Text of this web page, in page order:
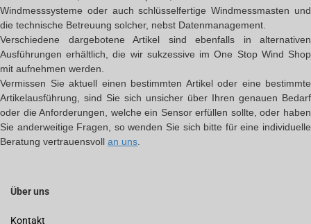
Windmesssysteme oder auch schlüsselfertige Windmessmasten und
die technische Betreuung solcher, nebst Datenmanagement.
Verschiedene dargebotene Artikel sind ebenfalls in alternativen
Ausführungen erhältlich, die wir sukzessive im One Stop Wind Shop
mit aufnehmen werden.
Vermissen Sie aktuell einen bestimmten Artikel oder eine bestimmte
Artikelausführung, sind Sie sich unsicher über Ihren genauen Bedarf
oder die Anforderungen, welche ein Sensor erfüllen sollte, oder haben
Sie anderweitige Fragen, so wenden Sie sich bitte für eine individuelle
Beratung vertrauensvoll an uns
Über uns
Kontakt